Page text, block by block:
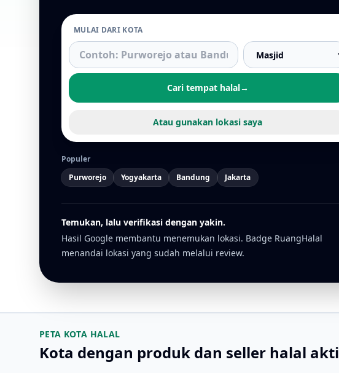
MULAI DARI KOTA
Cari tempat halal→
Atau gunakan lokasi saya
Populer
Purworejo
Yogyakarta Bandung Jakarta
Temukan, lalu verifikasi dengan yakin.
Hasil Google membantu menemukan lokasi. Badge RuangHalal
menandai lokasi yang sudah melalui review.
PETA KOTA HALAL
Kota dengan produk dan seller halal